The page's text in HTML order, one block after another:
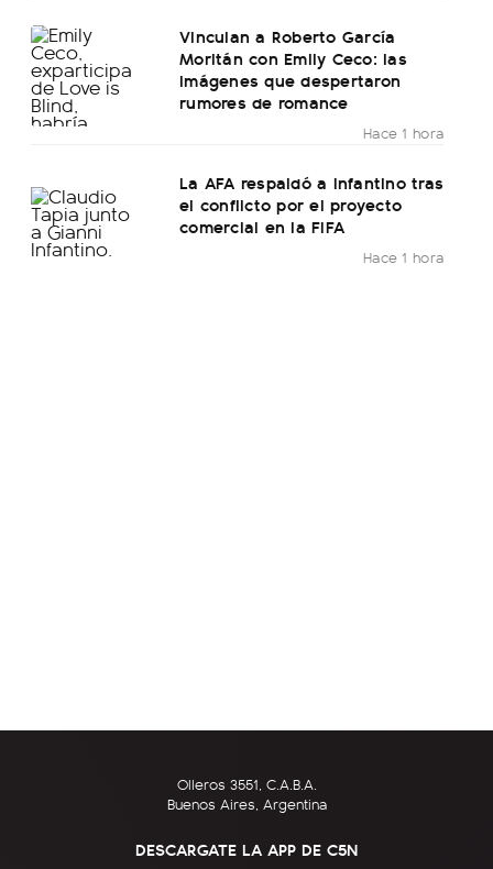
Vinculan a Roberto García
Moritán con Emily Ceco: las
imágenes que despertaron
rumores de romance
Hace 1 hora
La AFA respaldó a Infantino tras
el conflicto por el proyecto
comercial en la FIFA
Hace 1 hora
Olleros 3551, C.A.B.A.
Buenos Aires, Argentina
DESCARGATE LA APP DE C5N